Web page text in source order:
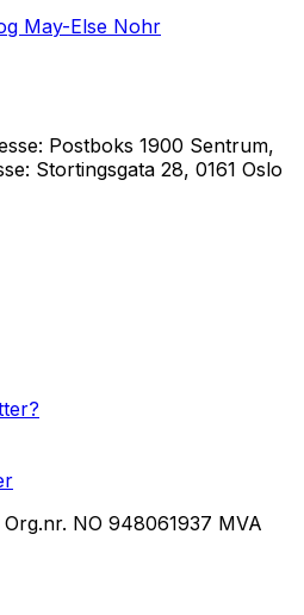
May-Else Nohr
Postboks 1900 Sentrum,
Stortingsgata 28, 0161 Oslo
| Org.nr. NO 948061937 MVA